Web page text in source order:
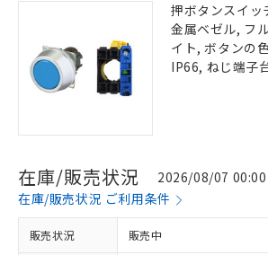
押ボタンスイ
金属ベゼル, フ
イト, ボタンの
IP66, ねじ端子
在庫/販売状況
2026/08/07 00:00
在庫/販売状況 ご利用条件
販売状況 販売中